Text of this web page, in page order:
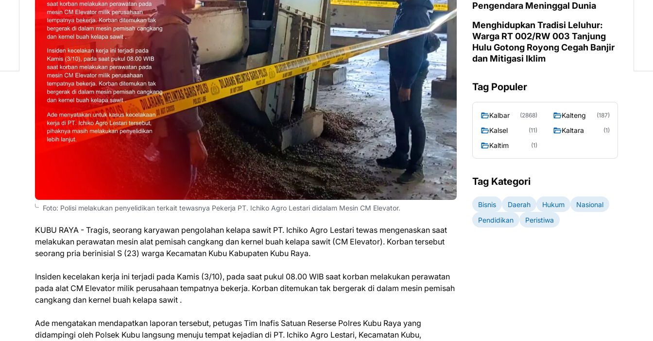
Foto: Polisi melakukan penyelidikan terkait tewasnya Pekerja PT. Ichiko Agro Lestari didalam Mesin CM Elevator.
KUBU RAYA - Tragis, seorang karyawan pengolahan kelapa sawit PT. Ichiko Agro Lestari tewas mengenaskan saat
melakukan perawatan mesin alat pemisah cangkang dan kernel buah kelapa sawit (CM Elevator). Korban tersebut
seorang pria berinisial S (23) warga Kecamatan Kubu Kabupaten Kubu Raya.
Insiden kecelakan kerja ini terjadi pada Kamis (3/10), pada saat pukul 08.00 WIB saat korban melakukan perawatan
pada alat CM Elevator milik perusahaan tempatnya bekerja. Korban ditemukan tak bergerak di dalam mesin pemisah
cangkang dan kernel buah kelapa sawit .
Ade mengatakan mendapatkan laporan tersebut, petugas Tim Inafis Satuan Reserse Polres Kubu Raya yang
didampingi oleh Polsek Kubu langsung menuju tempat kejadian di PT. Ichiko Agro Lestari, Kecamatan Kubu,
Pengendara Meninggal Dunia
Menghidupkan Tradisi Leluhur:
Warga RT 002/RW 003 Tanjung
Hulu Gotong Royong Cegah Banjir
dan Mitigasi Iklim
Tag Populer
Kalbar (2868) Kalteng (187)
Kalsel (11) Kaltara (1)
Kaltim (1)
Tag Kategori
Bisnis Daerah Hukum
Nasional
Pendidikan
Peristiwa